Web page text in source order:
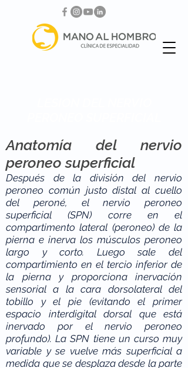
Anatomía del nervio
peroneo superficial
Después de la división del nervio
peroneo común justo distal al cuello
del peroné, el nervio peroneo
superficial (SPN) corre en el
compartimento lateral (peroneo) de la
pierna e inerva los músculos peroneo
largo y corto. Luego sale del
compartimiento en el tercio inferior de
la pierna y proporciona inervación
sensorial a la cara dorsolateral del
tobillo y el pie (evitando el primer
espacio interdigital dorsal que está
inervado por el nervio peroneo
profundo). La SPN tiene un curso muy
variable y se vuelve más superficial a
medida que se desplaza desde la parte